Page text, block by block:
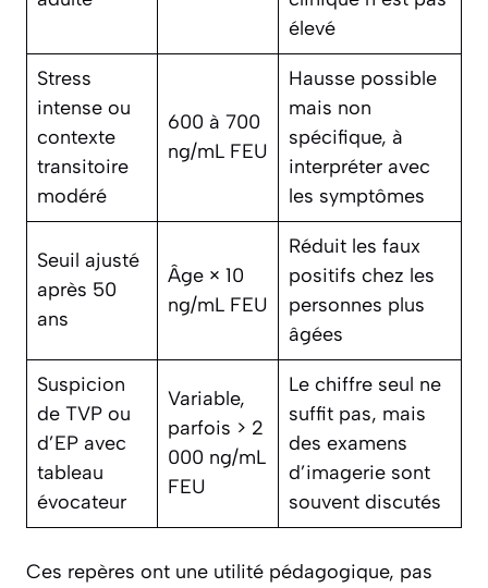
élevé
Stress
intense ou
contexte
transitoire
modéré
600 à 700
ng/mL FEU
Hausse possible
mais non
spécifique, à
interpréter avec
les symptômes
Seuil ajusté
après 50
ans
Âge × 10
ng/mL FEU
Réduit les faux
positifs chez les
personnes plus
âgées
Suspicion
de TVP ou
d’EP avec
tableau
évocateur
Variable,
parfois > 2
000 ng/mL
FEU
Le chiffre seul ne
suffit pas, mais
des examens
d’imagerie sont
souvent discutés
Ces repères ont une utilité pédagogique, pas